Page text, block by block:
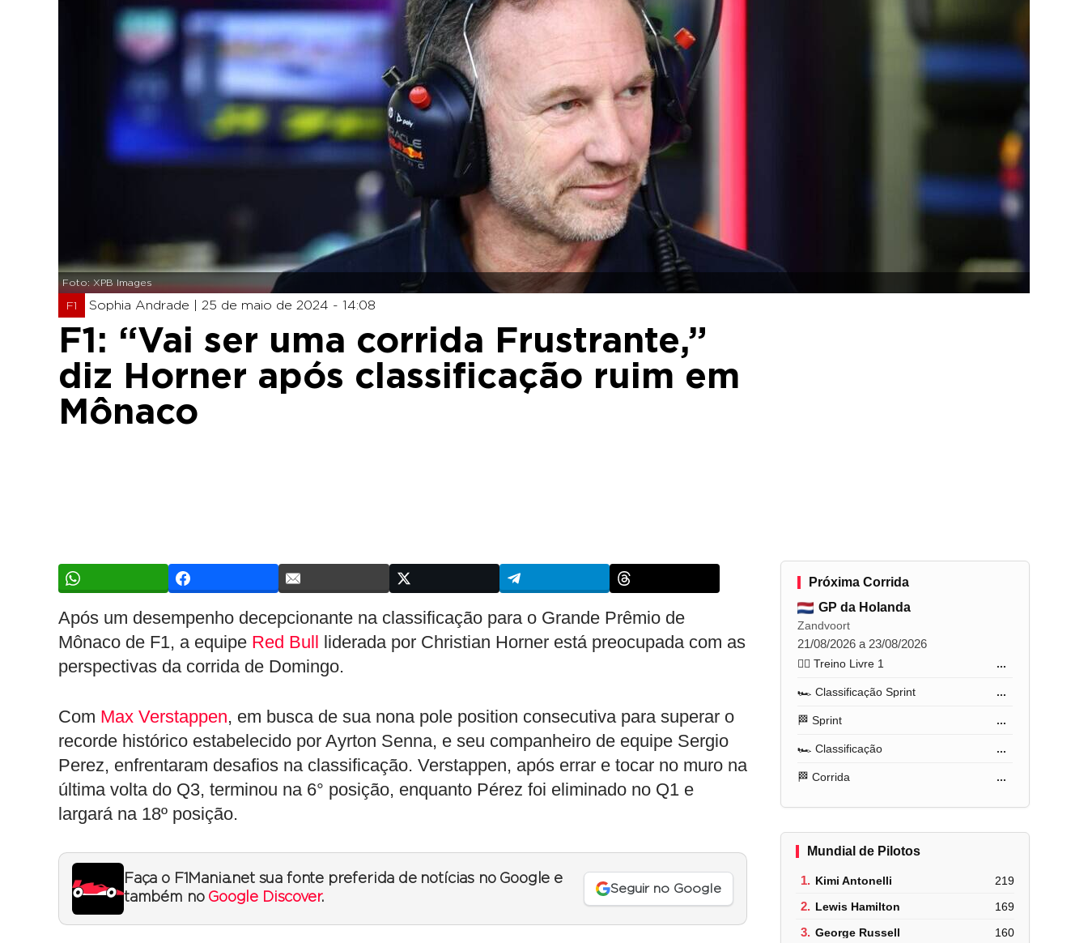
Foto: XPB Images
F1 Sophia Andrade | 25 de maio de 2024 - 14:08
F1: “Vai ser uma corrida Frustrante,”
diz Horner após classificação ruim em
Mônaco
Após um desempenho decepcionante na classificação para o Grande Prêmio de
Mônaco de F1, a equipe Red Bull liderada por Christian Horner está preocupada com as
perspectivas da corrida de Domingo.
Com Max Verstappen, em busca de sua nona pole position consecutiva para superar o
recorde histórico estabelecido por Ayrton Senna, e seu companheiro de equipe Sergio
Perez, enfrentaram desafios na classificação. Verstappen, após errar e tocar no muro na
última volta do Q3, terminou na 6° posição, enquanto Pérez foi eliminado no Q1 e
largará na 18º posição.
Faça o F1Mania.net sua fonte preferida de notícias no Google e
também no Google Discover.
Seguir no Google
Próxima Corrida
GP da Holanda
Zandvoort
21/08/2026 a 23/08/2026
🏋️‍♂️ Treino Livre 1 ...
🏎️ Classificação Sprint ...
🏁 Sprint ...
🏎️ Classificação ...
🏁 Corrida ...
Mundial de Pilotos
1. Kimi Antonelli 219
2. Lewis Hamilton 169
3. George Russell 160